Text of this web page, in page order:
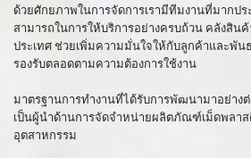
ด้วยศักยภาพในการจัดการเรามีทีมงานที่มากป
สามารถในการให้บริการอย่างครบถ้วน คลังสิ
ประเทศ ช่วยเพิ่มความมั่นใจให้กับลูกค้าและพัน
รองรับตลอดตามความต้องการใช้งาน
มาตรฐานการทำงานที่ได้รับการพัฒนามาอย่างต่
เป็นผู้นำด้านการจัดจำหน่ายผลิตภัณฑ์เม็ดพลาส
อุตสาหกรรม